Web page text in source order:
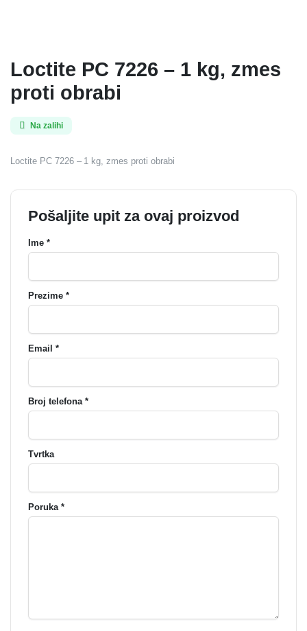
Loctite PC 7226 – 1 kg, zmes
proti obrabi
Na zalihi
Loctite PC 7226 – 1 kg, zmes proti obrabi
Pošaljite upit za ovaj proizvod
Ime *
Prezime *
Email *
Broj telefona *
Tvrtka
Poruka *